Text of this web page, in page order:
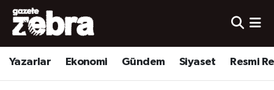
Yazarlar Ekonomi Gündem Siyaset Resmi
Yazarlar
Ekonomi
Nöbetçi Eczaneler
Hava Durumu